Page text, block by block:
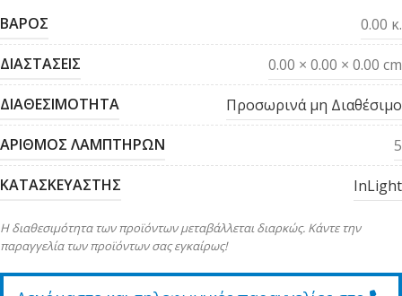
ΒΑΡΟΣ 0.00 κ.
ΔΙΑΣΤΑΣΕΙΣ 0.00 × 0.00 × 0.00 cm
ΔΙΑΘΕΣΙΜΟΤΗΤΑ Προσωρινά μη Διαθέσιμο
ΑΡΙΘΜΟΣ ΛΑΜΠΤΗΡΩΝ 5
ΚΑΤΑΣΚΕΥΑΣΤΗΣ InLight
Η διαθεσιμότητα των προϊόντων μεταβάλλεται διαρκώς. Κάντε την
παραγγελία των προϊόντων σας εγκαίρως!